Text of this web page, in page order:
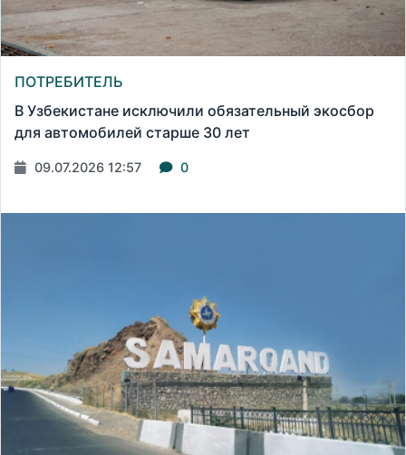
ПОТРЕБИТЕЛЬ
В Узбекистане исключили обязательный экосбор
для автомобилей старше 30 лет
09.07.2026 12:57 0